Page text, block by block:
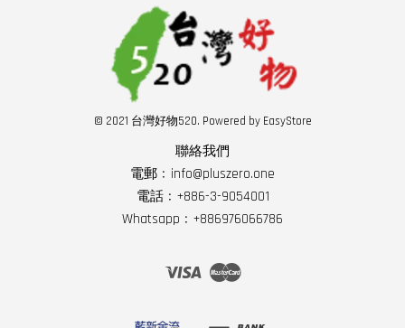
© 2021 台灣好物520. Powered by EasyStore
聯絡我們
電郵﹕info@pluszero.one
電話﹕+886-3-9054001
Whatsapp﹕+886976066786
Visa Master